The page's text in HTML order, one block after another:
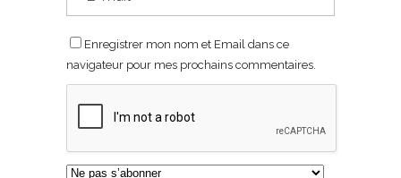
Enregistrer mon nom et Email dans ce
navigateur pour mes prochains commentaires.